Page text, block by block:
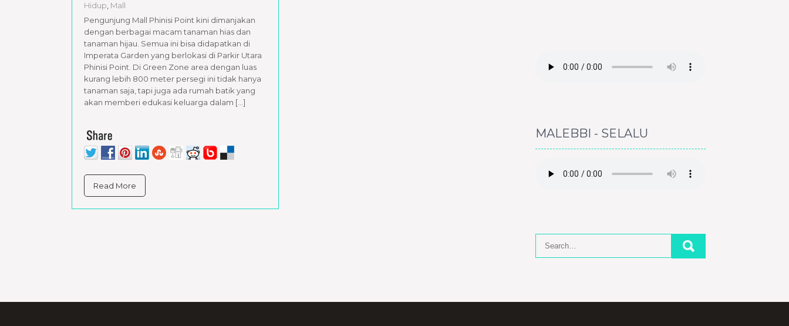
Hidup Mall
Pengunjung Mall Phinisi Point kini dimanjakan
dengan berbagai macam tanaman hias dan
tanaman hijau. Semua ini bisa didapatkan di
Imperata Garden yang berlokasi di Parkir Utara
Phinisi Point. Di Green Zone area dengan luas
kurang lebih 800 meter persegi ini tidak hanya
tanaman saja, tapi juga ada rumah batik yang
akan memberi edukasi keluarga dalam […]
Read More
MALEBBI - SELALU